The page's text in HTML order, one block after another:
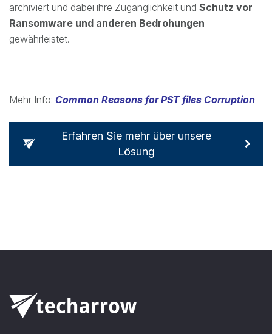
archiviert und dabei ihre Zugänglichkeit und Schutz vor
Ransomware und anderen Bedrohungen
gewährleistet.
Mehr Info: Common Reasons for PST files Corruption
Erfahren Sie mehr über unsere
Lösung